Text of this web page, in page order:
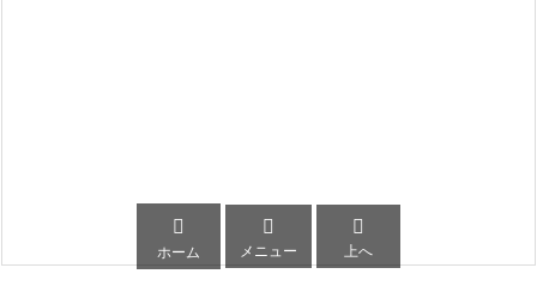

ホーム

メニュー

上へ